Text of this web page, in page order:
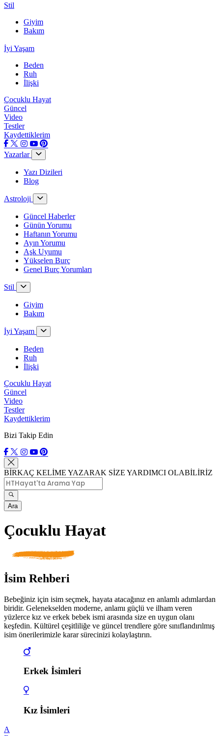
Stil
Giyim
Bakım
İyi Yaşam
Beden
Ruh
İlişki
Çocuklu Hayat
Güncel
Video
Testler
Kaydettiklerim
Yazarlar
Yazı Dizileri
Blog
Astroloji
Güncel Haberler
Günün Yorumu
Haftanın Yorumu
Ayın Yorumu
Aşk Uyumu
Yükselen Burç
Genel Burç Yorumları
Stil
Giyim
Bakım
İyi Yaşam
Beden
Ruh
İlişki
Çocuklu Hayat
Güncel
Video
Testler
Kaydettiklerim
Bizi Takip Edin
BİRKAÇ KELİME YAZARAK SİZE YARDIMCI OLABİLİRİZ
Ara
Çocuklu Hayat
İsim Rehberi
Bebeğiniz için isim seçmek, hayata atacağınız en anlamlı adımlardan
biridir. Gelenekselden moderne, anlamı güçlü ve ilham veren
yüzlerce kız ve erkek bebek ismi arasında size en uygun olanı
keşfedin. Kültürel çeşitliliğe ve güncel trendlere göre sınıflandırılmış
isim önerilerimizle karar sürecinizi kolaylaştırın.
Erkek İsimleri
Kız İsimleri
A